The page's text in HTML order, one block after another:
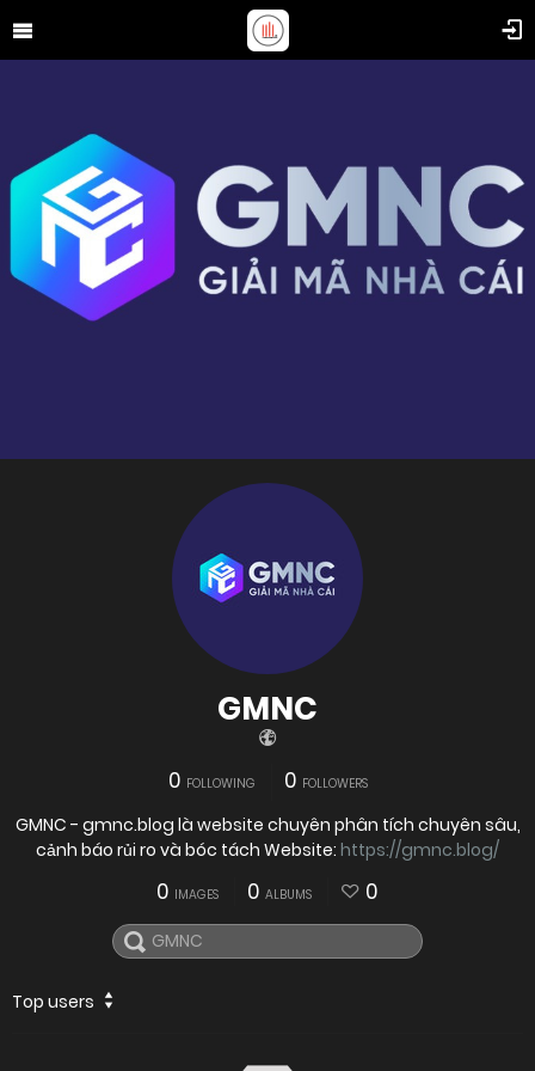
GMNC
0 FOLLOWING 0 FOLLOWERS
GMNC - gmnc.blog là website chuyên phân tích chuyên sâu,
cảnh báo rủi ro và bóc tách Website: https://gmnc.blog/
0 IMAGES 0 ALBUMS 0
Top users